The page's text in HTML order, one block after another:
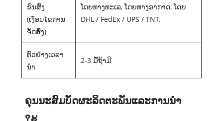
ຂົນສົ່ງ
(ເງື່ອນໄຂການ
ຈັດສົ່ງ)
ໂດຍທາງທະເລ, ໂດຍທາງອາກາດ, ໂດຍ
DHL / FedEx / UPS / TNT.
ຕົວຢ່າງເວລາ
ນໍາ
2-3 ມື້ຖ້າມີ
ຄຸນ​ນະ​ສົມ​ບັດ​ຜະ​ລິດ​ຕະ​ພັນ​ແລະ​ການ​ນໍາ​